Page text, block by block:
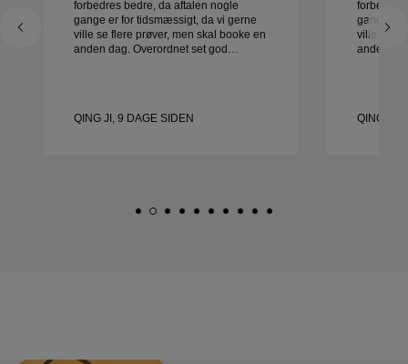
forbedres bedre, da aftalen nogle
gange er for tidsmæssigt, da vi gerne
ville se flere prøver, men skal booke en
anden dag. Overordnet set god
QING JI, 9 DAGE SIDEN
forbedres
gange er
ville se
anden dag. Overordnet
QING JI,